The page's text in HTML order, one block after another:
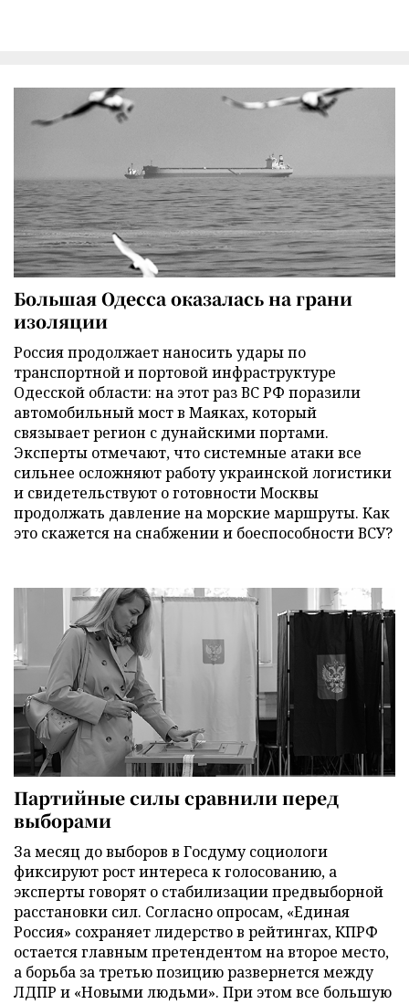
Большая Одесса оказалась на грани
изоляции
Россия продолжает наносить удары по
транспортной и портовой инфраструктуре
Одесской области: на этот раз ВС РФ поразили
автомобильный мост в Маяках, который
связывает регион с дунайскими портами.
Эксперты отмечают, что системные атаки все
сильнее осложняют работу украинской логистики
и свидетельствуют о готовности Москвы
продолжать давление на морские маршруты. Как
это скажется на снабжении и боеспособности ВСУ?
Партийные силы сравнили перед
выборами
За месяц до выборов в Госдуму социологи
фиксируют рост интереса к голосованию, а
эксперты говорят о стабилизации предвыборной
расстановки сил. Согласно опросам, «Единая
Россия» сохраняет лидерство в рейтингах, КПРФ
остается главным претендентом на второе место,
а борьба за третью позицию развернется между
ЛДПР и «Новыми людьми». При этом все большую